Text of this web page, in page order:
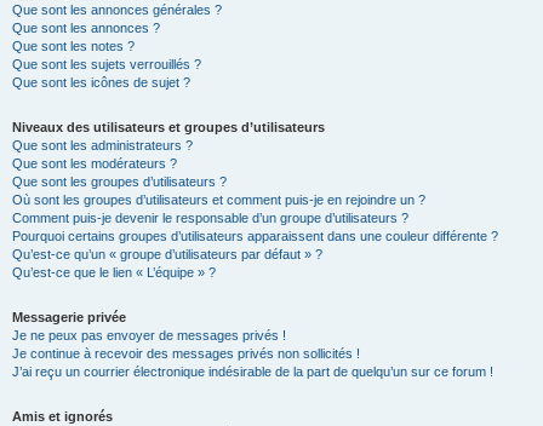
Que sont les annonces générales ?
Que sont les annonces ?
Que sont les notes ?
Que sont les sujets verrouillés ?
Que sont les icônes de sujet ?
Niveaux des utilisateurs et groupes d’utilisateurs
Que sont les administrateurs ?
Que sont les modérateurs ?
Que sont les groupes d’utilisateurs ?
Où sont les groupes d’utilisateurs et comment puis-je en rejoindre un ?
Comment puis-je devenir le responsable d’un groupe d’utilisateurs ?
Pourquoi certains groupes d’utilisateurs apparaissent dans une couleur différente ?
Qu’est-ce qu’un « groupe d’utilisateurs par défaut » ?
Qu’est-ce que le lien « L’équipe » ?
Messagerie privée
Je ne peux pas envoyer de messages privés !
Je continue à recevoir des messages privés non sollicités !
J’ai reçu un courrier électronique indésirable de la part de quelqu’un sur ce forum !
Amis et ignorés